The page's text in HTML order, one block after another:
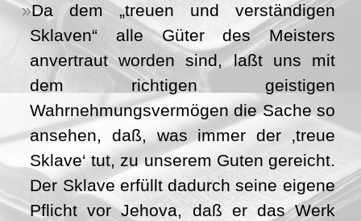
Da dem „treuen und verständigen
Sklaven“ alle Güter des Meisters
anvertraut worden sind, laßt uns mit
dem richtigen geistigen
Wahrnehmungsvermögen die Sache so
ansehen, daß, was immer der ‚treue
Sklave‘ tut, zu unserem Guten gereicht.
Der Sklave erfüllt dadurch seine eigene
Pflicht vor Jehova, daß er das Werk